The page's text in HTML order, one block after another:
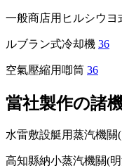
一般商店用ヒルシウヨ
ルブラン式冷却機 36
空氣壓縮用喞筒 36
當社製作の諸
水雷敷設艇用蒸汽機關
高知縣納小蒸汽機關(